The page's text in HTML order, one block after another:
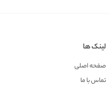
لینک ها
صفحه اصلی
تماس با ما